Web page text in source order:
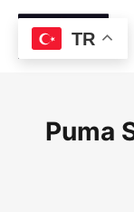
Puma
TR